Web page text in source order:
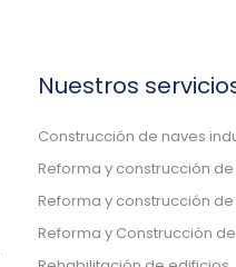
Nuestros
Construcción de naves
Reforma y construcción
Reforma y construcción
Reforma y Construcción